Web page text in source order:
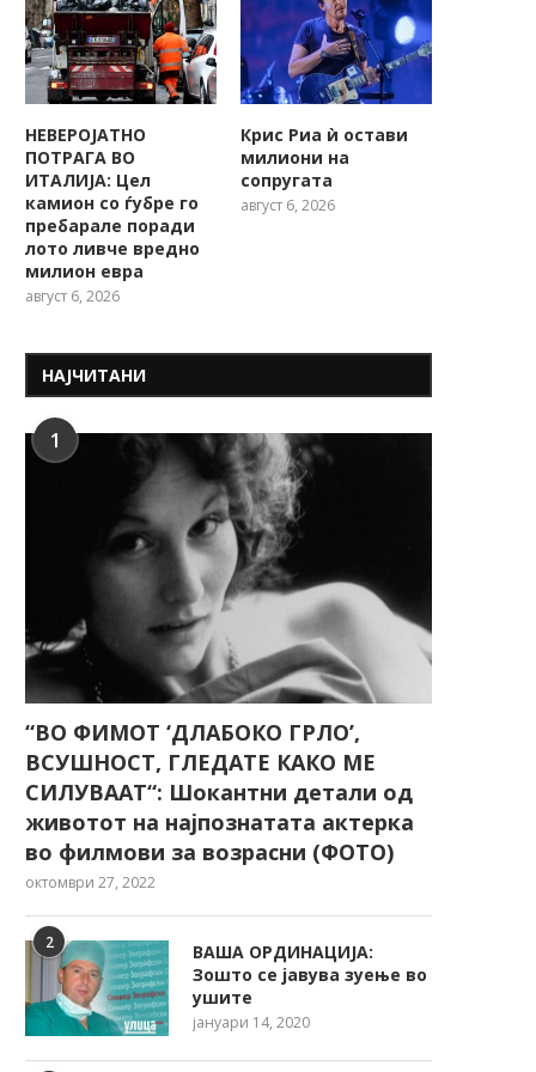
Трагедија во Шпанија: 13-
годишно момче почина за
време...
ДЕВОЈЧЕ ПОЧИНА
КОСАТА Ѝ СЕ
НЕВЕРОЈАТНО
ПОТРАГА ВО
ИТАЛИЈА: Цел
камион со ѓубре го
пребарале поради
лото ливче вредно
милион евра
август 6, 2026
Крис Риа ѝ остави
милиони на
сопругата
август 6, 2026
НАЈЧИТАНИ
1
“ВО ФИМОТ ‘ДЛАБОКО ГРЛО’,
ВСУШНОСТ, ГЛЕДАТЕ КАКО МЕ
СИЛУВААТ“: Шокантни детали од
животот на најпознатата актерка
во филмови за возрасни (ФОТО)
октомври 27, 2022
2
ВАША ОРДИНАЦИЈА:
Зошто се јавува зуење во
ушите
јануари 14, 2020